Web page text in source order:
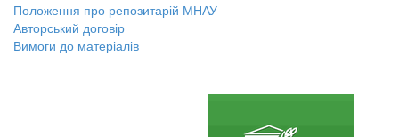
Положення про репозитарій МНАУ
Авторський договір
Вимоги до матеріалів